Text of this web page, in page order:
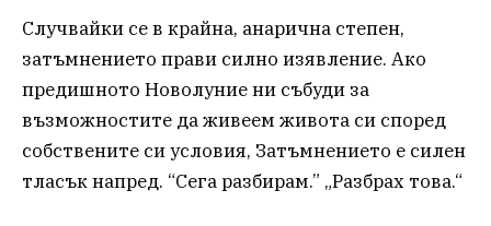
Случвайки се в крайна, анарична степен,
затъмнението прави силно изявление. Ако
предишното Новолуние ни събуди за
възможностите да живеем живота си според
собствените си условия, Затъмнението е силен
тласък напред. “Сега разбирам.” „Разбрах това.“